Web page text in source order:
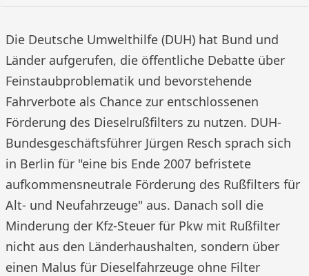
Die Deutsche Umwelthilfe (DUH) hat Bund und
Länder aufgerufen, die öffentliche Debatte über
Feinstaubproblematik und bevorstehende
Fahrverbote als Chance zur entschlossenen
Förderung des Dieselrußfilters zu nutzen. DUH-
Bundesgeschäftsführer Jürgen Resch sprach sich
in Berlin für "eine bis Ende 2007 befristete
aufkommensneutrale Förderung des Rußfilters für
Alt- und Neufahrzeuge" aus. Danach soll die
Minderung der Kfz-Steuer für Pkw mit Rußfilter
nicht aus den Länderhaushalten, sondern über
einen Malus für Dieselfahrzeuge ohne Filter